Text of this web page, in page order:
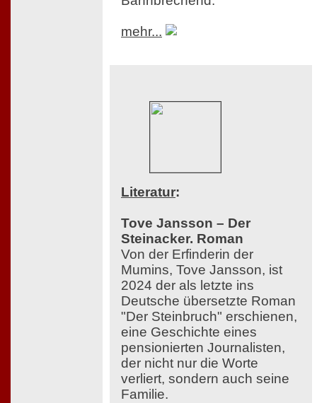
mehr...
Literatur:
Tove Jansson – Der
Steinacker. Roman
Von der Erfinderin der
Mumins, Tove Jansson, ist
2024 der als letzte ins
Deutsche übersetzte Roman
"Der Steinbruch" erschienen,
eine Geschichte eines
pensionierten Journalisten,
der nicht nur die Worte
verliert, sondern auch seine
Familie.